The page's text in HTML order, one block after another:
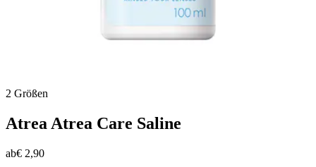
2 Größen
Atrea Atrea Care Saline
ab€ 2,90